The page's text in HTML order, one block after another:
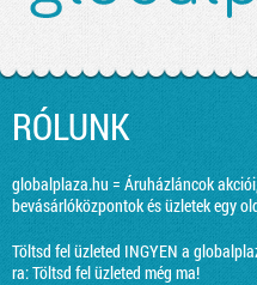
RÓLUNK
globalplaza.hu = Áruházláncok
bevásárlóközpontok és üzletek egy
Töltsd fel üzleted INGYEN a
ra:Töltsd fel üzleted még ma!